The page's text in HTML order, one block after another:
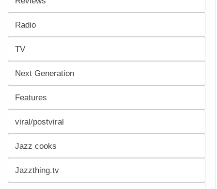
Radio
TV
Next Generation
Features
viral/postviral
Jazz cooks
Jazzthing.tv